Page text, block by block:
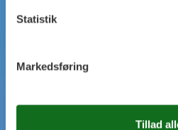
Statistik
Markedsføring